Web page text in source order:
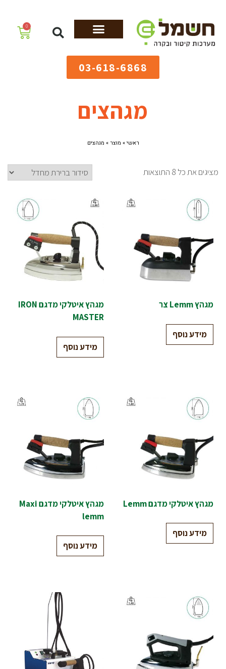
0
03-618-6868
מגהצים
ראשי» מוצר » מגהצים
מציגים את כל ⁦8⁩ התוצאות
מגהץ Lemm צר
מידע נוסף
מגהץ איטלקי מדגם IRON
MASTER
מידע נוסף
מגהץ איטלקי מדגם Lemm
מידע נוסף
מגהץ איטלקי מדגם Maxi
lemm
מידע נוסף